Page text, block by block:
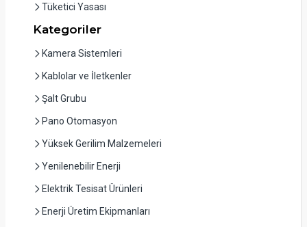
Tüketici Yasası
Kategoriler
Kamera Sistemleri
Kablolar ve İletkenler
Şalt Grubu
Pano Otomasyon
Yüksek Gerilim Malzemeleri
Yenilenebilir Enerji
Elektrik Tesisat Ürünleri
Enerji Üretim Ekipmanları